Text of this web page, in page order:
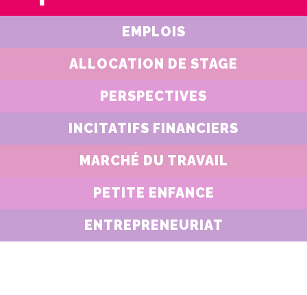
EMPLOIS
ALLOCATION DE STAGE
PERSPECTIVES
INCITATIFS FINANCIERS
MARCHÉ DU TRAVAIL
PETITE ENFANCE
ENTREPRENEURIAT